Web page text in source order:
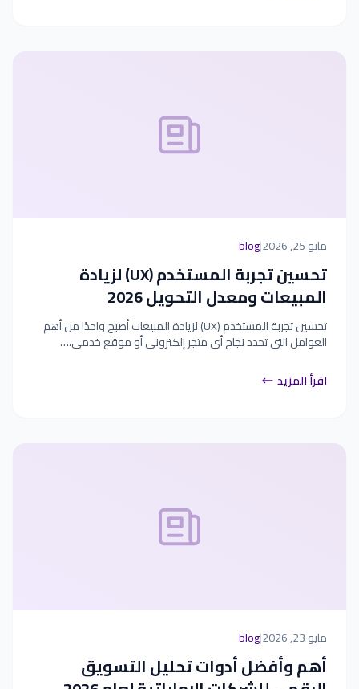
مايو 25, 2026 |
blog
تحسين تجربة المستخدم (UX) لزيادة
المبيعات ومعدل التحويل 2026
تحسين تجربة المستخدم (UX) لزيادة المبيعات أصبح واحدًا من أهم
العوامل التي تحدد نجاح أي متجر إلكتروني أو موقع خدمي،…
اقرأ المزيد
مايو 23, 2026 |
blog
أهم وأفضل أدوات تحليل التسويق